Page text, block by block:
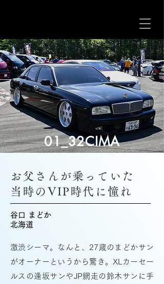
01_32CIMA
お父さんが乗っていた
当時のVIP時代に憧れ
谷口 まどか
北海道
激渋シーマ。なんと、27歳のまどかサン
がオーナーというから驚き。XLカーセー
ルスの逢坂サンやJP網走の鈴木サンに手